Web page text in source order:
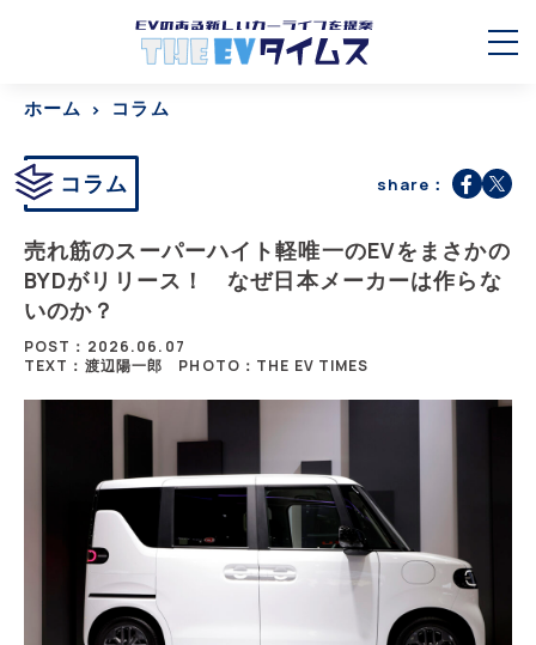
ホーム コラム
コラム share：
売れ筋のスーパーハイト軽唯一のEVをまさかの
BYDがリリース！ なぜ日本メーカーは作らな
いのか？
POST：2026.06.07
TEXT：渡辺陽一郎
PHOTO：THE EV TIMES